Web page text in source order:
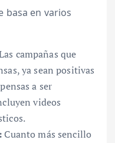
basa en varios
campañas que
ya sean positivas
a ser
videos
Cuanto más sencillo